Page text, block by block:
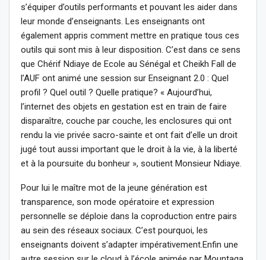
s’équiper d’outils performants et pouvant les aider dans
leur monde d’enseignants. Les enseignants ont
également appris comment mettre en pratique tous ces
outils qui sont mis à leur disposition. C’est dans ce sens
que Chérif Ndiaye de Ecole au Sénégal et Cheikh Fall de
l’AUF ont animé une session sur Enseignant 2.0 : Quel
profil ? Quel outil ? Quelle pratique? « Aujourd’hui,
l’internet des objets en gestation est en train de faire
disparaître, couche par couche, les enclosures qui ont
rendu la vie privée sacro-sainte et ont fait d’elle un droit
jugé tout aussi important que le droit à la vie, à la liberté
et à la poursuite du bonheur », soutient Monsieur Ndiaye.
Pour lui le maître mot de la jeune génération est
transparence, son mode opératoire et expression
personnelle se déploie dans la coproduction entre pairs
au sein des réseaux sociaux. C’est pourquoi, les
enseignants doivent s’adapter impérativement.Enfin une